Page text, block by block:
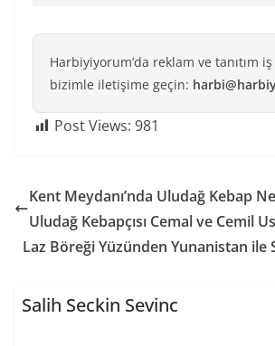
Harbiyiyorum’da reklam ve tanıtım
bizimle iletişime geçin:
Post Views: 981
Kent Meydanı’nda Uludağ Kebap
Uludağ Kebapçısı Cemal ve Cemil
Laz Böreği Yüzünden Yunanistan ile
Salih Seckin Sevinc